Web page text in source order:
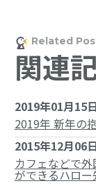
関連
2019年01月15日
2019年 新年の
2015年12月06日
カフェなどで
ができるハロ